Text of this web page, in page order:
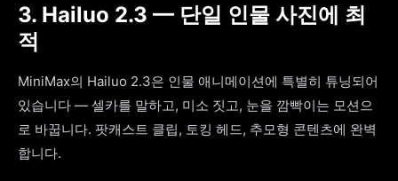
3. Hailuo 2.3 — 단일 인물 사진에 최
적
MiniMax의 Hailuo 2.3은 인물 애니메이션에 특별히 튜닝되어
있습니다 — 셀카를 말하고, 미소 짓고, 눈을 깜빡이는 모션으
로 바꿉니다. 팟캐스트 클립, 토킹 헤드, 추모형 콘텐츠에 완벽
합니다.